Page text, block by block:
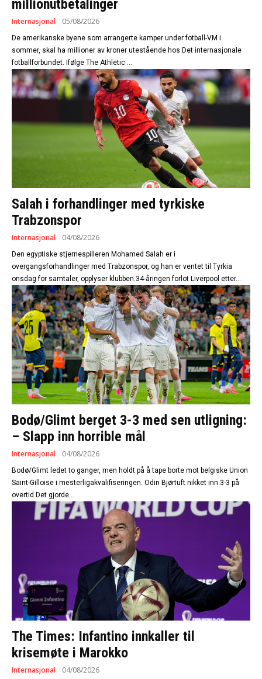
millionutbetalinger
Internasjonal 05/08/2026
De amerikanske byene som arrangerte kamper under fotball-VM i
sommer, skal ha millioner av kroner utestående hos Det internasjonale
fotballforbundet. Ifølge The Athletic ...
Salah i forhandlinger med tyrkiske
Trabzonspor
Internasjonal 04/08/2026
Den egyptiske stjernespilleren Mohamed Salah er i
overgangsforhandlinger med Trabzonspor, og han er ventet til Tyrkia
onsdag for samtaler, opplyser klubben.34-åringen forlot Liverpool etter...
Bodø/Glimt berget 3-3 med sen utligning:
– Slapp inn horrible mål
Internasjonal 04/08/2026
Bodø/Glimt ledet to ganger, men holdt på å tape borte mot belgiske Union
Saint-Gilloise i mesterligakvalifiseringen. Odin Bjørtuft nikket inn 3-3 på
overtid.Det gjorde...
The Times: Infantino innkaller til
krisemøte i Marokko
Internasjonal 04/08/2026